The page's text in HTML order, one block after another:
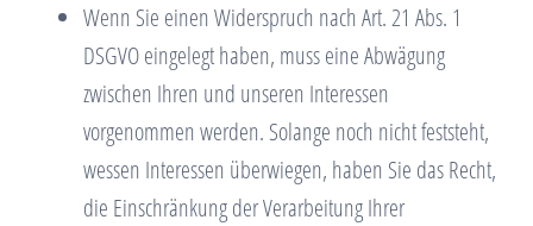
Wenn Sie einen Widerspruch nach Art. 21 Abs. 1
DSGVO eingelegt haben, muss eine Abwägung
zwischen Ihren und unseren Interessen
vorgenommen werden. Solange noch nicht feststeht,
wessen Interessen überwiegen, haben Sie das Recht,
die Einschränkung der Verarbeitung Ihrer